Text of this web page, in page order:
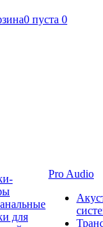
0 пуста 0
для
Pro Audio